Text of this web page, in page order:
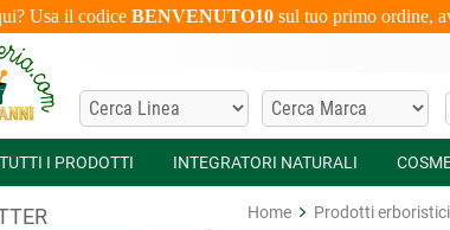
Usa il codice BENVENUTO10sul tuo primo ordine,
TUTTI I PRODOTTI INTEGRATORI NATURALI
Home Prodotti erboristici